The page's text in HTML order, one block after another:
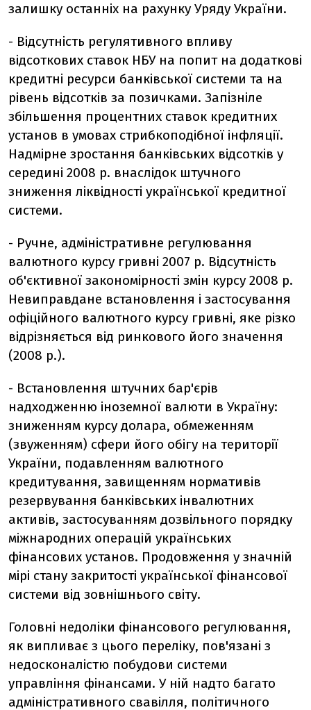
залишку останніх на рахунку Уряду України.
- Відсутність регулятивного впливу
відсоткових ставок НБУ на попит на додаткові
кредитні ресурси банківської системи та на
рівень відсотків за позичками. Запізніле
збільшення процентних ставок кредитних
установ в умовах стрибкоподібної інфляції.
Надмірне зростання банківських відсотків у
середині 2008 р. внаслідок штучного
зниження ліквідності української кредитної
системи.
- Ручне, адміністративне регулювання
валютного курсу гривні 2007 р. Відсутність
об'єктивної закономірності змін курсу 2008 р.
Невиправдане встановлення і застосування
офіційного валютного курсу гривні, яке різко
відрізняється від ринкового його значення
(2008 р.).
- Встановлення штучних бар'єрів
надходженню іноземної валюти в Україну:
зниженням курсу долара, обмеженням
(звуженням) сфери його обігу на території
України, подавленням валютного
кредитування, завищенням нормативів
резервування банківських інвалютних
активів, застосуванням дозвільного порядку
міжнародних операцій українських
фінансових установ. Продовження у значній
мірі стану закритості української фінансової
системи від зовнішнього світу.
Головні недоліки фінансового регулювання,
як випливає з цього переліку, пов'язані з
недосконалістю побудови системи
управління фінансами. У ній надто багато
адміністративного свавілля, політичного